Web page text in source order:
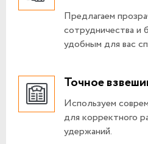
Предлагаем
сотрудничества и
удобным для вас
Точное
Используем
для корректного
удержаний.